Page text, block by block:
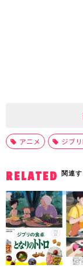
アニメ ジブ
RELATED 関連